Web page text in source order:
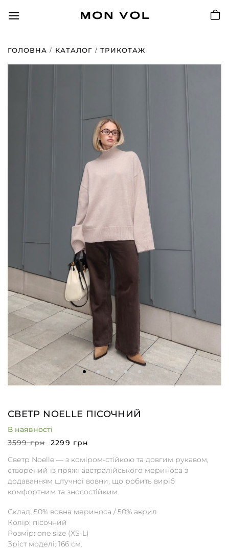
ГОЛОВНА КАТАЛОГ ТРИКОТАЖ
СВЕТР NOELLE ПІСОЧНИЙ
В наявності
3599грн 2299 грн
Светр Noelle — з коміром-стійкою та довгим рукавом,
створений із пряжі австралійського мериноса з
додаванням штучної вовни, що робить виріб
комфортним та зносостійким.
Склад: 50% вовна мериноса / 50% акрил
Колір: пісочний
Розмір: one size (XS-L)
Зріст моделі: 166 см.